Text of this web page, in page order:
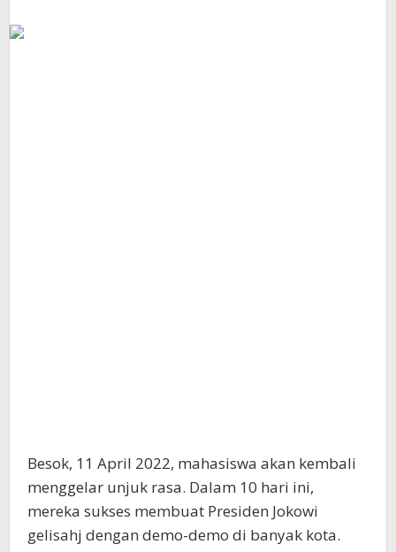
Besok, 11 April 2022, mahasiswa akan kembali
menggelar unjuk rasa. Dalam 10 hari ini,
mereka sukses membuat Presiden Jokowi
gelisahj dengan demo-demo di banyak kota.